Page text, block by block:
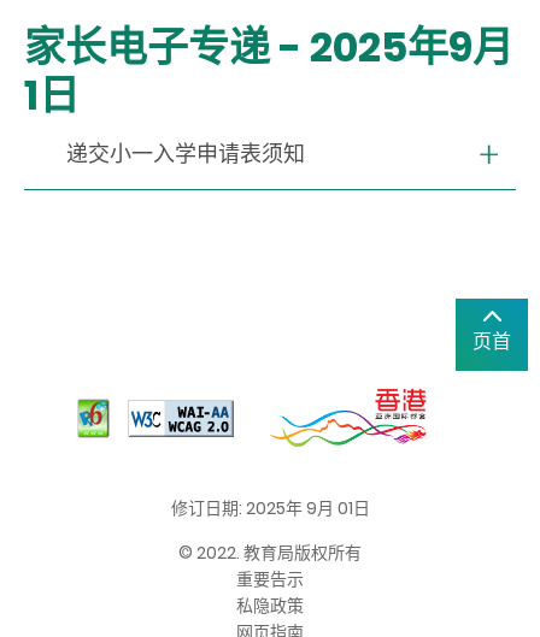
家长电子专递 - 2025年9月
1日
递交小一入学申请表须知
页首
修订日期: 2025年 9月 01日
© 2022. 教育局版权所有
重要告示
私隐政策